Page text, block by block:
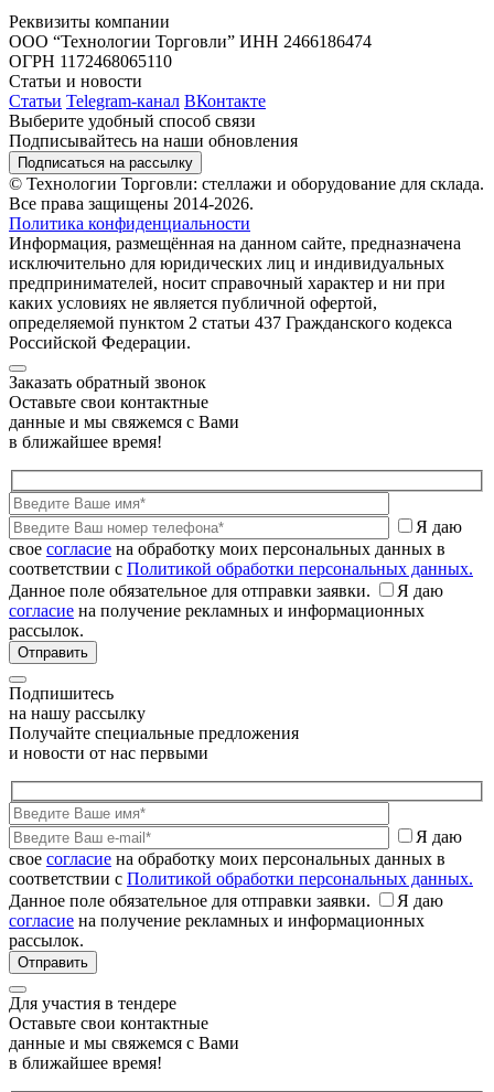
Реквизиты компании
ООО “Технологии Торговли” ИНН 2466186474
ОГРН 1172468065110
Статьи и новости
Статьи Telegram-канал ВКонтакте
Выберите удобный способ связи
Подписывайтесь на наши обновления
Подписаться на рассылку
© Технологии Торговли: стеллажи и оборудование для склада.
Все права защищены 2014-2026.
Политика конфиденциальности
Информация, размещённая на данном сайте, предназначена
исключительно для юридических лиц и индивидуальных
предпринимателей, носит справочный характер и ни при
каких условиях не является публичной офертой,
определяемой пунктом 2 статьи 437 Гражданского кодекса
Российской Федерации.
Заказать обратный звонок
Оставьте свои контактные
данные и мы свяжемся с Вами
в ближайшее время!
Я даю
свое согласие на обработку моих персональных данных в
соответствии с Политикой обработки персональных данных.
Данное поле обязательное для отправки заявки.
Я даю
согласие на получение рекламных и информационных
рассылок.
Подпишитесь
на нашу рассылку
Получайте специальные предложения
и новости от нас первыми
Я даю
свое согласие на обработку моих персональных данных в
соответствии с Политикой обработки персональных данных.
Данное поле обязательное для отправки заявки.
Я даю
согласие на получение рекламных и информационных
рассылок.
Для участия в тендере
Оставьте свои контактные
данные и мы свяжемся с Вами
в ближайшее время!